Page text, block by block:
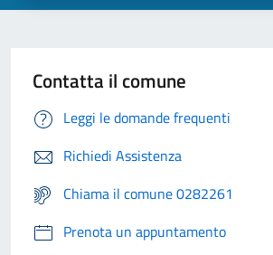
Contatta il comune
Leggi le domande frequenti
Richiedi Assistenza
Chiama il comune 0282261
Prenota un appuntamento